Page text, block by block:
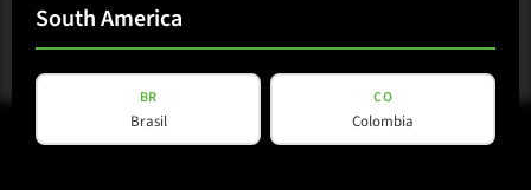
South America
BR
Brasil
CO
Colombia